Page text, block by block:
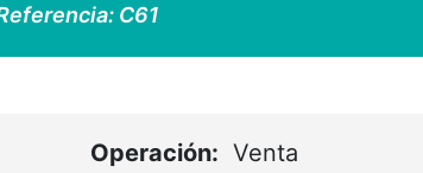
C61
Operación: Venta